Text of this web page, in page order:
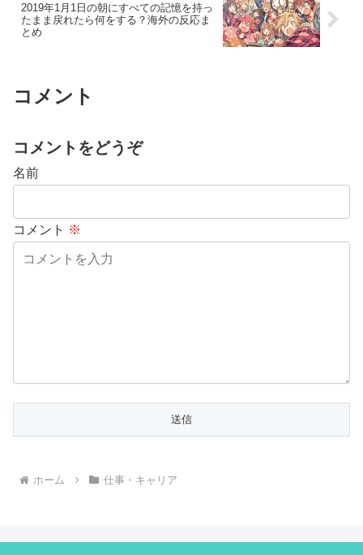
2019年1月1日の朝にすべての記憶を持っ
たまま戻れたら何をする？海外の反応ま
とめ
コメント
コメントをどうぞ
名前
コメント ※
ホーム 仕事・キャリア